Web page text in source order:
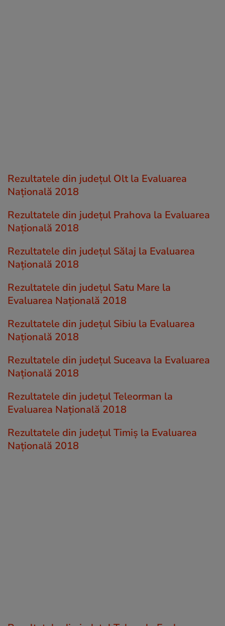
Rezultatele din județul Olt la Evaluarea
Națională 2018
Rezultatele din județul Prahova la Evaluarea
Națională 2018
Rezultatele din județul Sălaj la Evaluarea
Națională 2018
Rezultatele din județul Satu Mare la
Evaluarea Națională 2018
Rezultatele din județul Sibiu la Evaluarea
Națională 2018
Rezultatele din județul Suceava la Evaluarea
Națională 2018
Rezultatele din județul Teleorman la
Evaluarea Națională 2018
Rezultatele din județul Timiș la Evaluarea
Națională 2018